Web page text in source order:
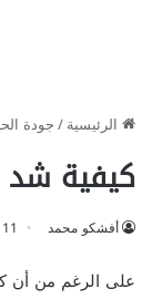
الرئيسية/جودة
كيفية شد
أفشكو محمد 11 نوفمبر 2014
على الرغم من أن